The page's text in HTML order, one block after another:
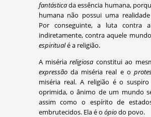
fantásticada essência humana,
humana não possui uma
Por conseguinte, a luta contra
indiretamente, contra aquele
espiritualé a religião.
A misériareligiosa constitui ao
expressãoda miséria real e o
miséria real. A religião é o
oprimida, o ânimo de um mundo
assim como o espírito de
embrutecidos. Ela é o ópiodo povo.